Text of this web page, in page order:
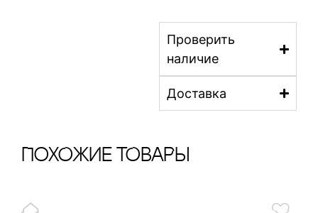
Проверить
наличие
Доставка
ПохОжИе тОваРы